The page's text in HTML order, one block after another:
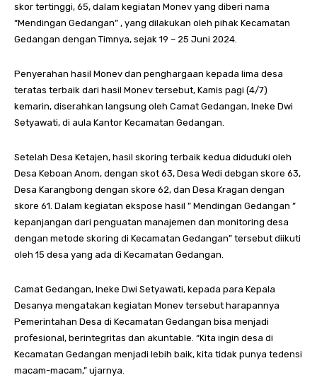
skor tertinggi, 65, dalam kegiatan Monev yang diberi nama
“Mendingan Gedangan” , yang dilakukan oleh pihak Kecamatan
Gedangan dengan Timnya, sejak 19 – 25 Juni 2024.
Penyerahan hasil Monev dan penghargaan kepada lima desa
teratas terbaik dari hasil Monev tersebut, Kamis pagi (4/7)
kemarin, diserahkan langsung oleh Camat Gedangan, Ineke Dwi
Setyawati, di aula Kantor Kecamatan Gedangan.
Setelah Desa Ketajen, hasil skoring terbaik kedua diduduki oleh
Desa Keboan Anom, dengan skot 63, Desa Wedi debgan skore 63,
Desa Karangbong dengan skore 62, dan Desa Kragan dengan
skore 61. Dalam kegiatan ekspose hasil ” Mendingan Gedangan ”
kepanjangan dari penguatan manajemen dan monitoring desa
dengan metode skoring di Kecamatan Gedangan” tersebut diikuti
oleh 15 desa yang ada di Kecamatan Gedangan.
Camat Gedangan, Ineke Dwi Setyawati, kepada para Kepala
Desanya mengatakan kegiatan Monev tersebut harapannya
Pemerintahan Desa di Kecamatan Gedangan bisa menjadi
profesional, berintegritas dan akuntable. “Kita ingin desa di
Kecamatan Gedangan menjadi lebih baik, kita tidak punya tedensi
macam-macam,” ujarnya.